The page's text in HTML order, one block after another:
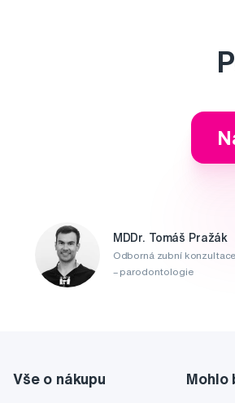
MDDr. Tomáš Pražák
Odborná zubní konzultace
– parodontologie
Vše o nákupu Mohlo